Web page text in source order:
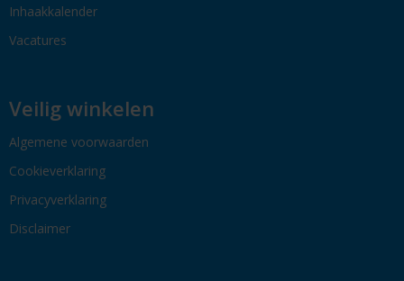
Inhaakkalender
Vacatures
Veilig winkelen
Algemene voorwaarden
Cookieverklaring
Privacyverklaring
Disclaimer